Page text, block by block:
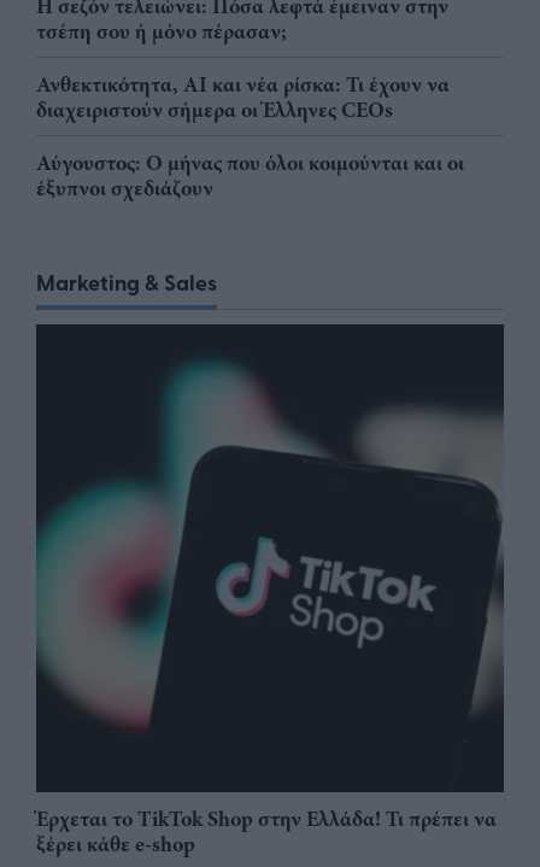
Η σεζόν τελειώνει: Πόσα λεφτά έμειναν στην
τσέπη σου ή μόνο πέρασαν;
Ανθεκτικότητα, AI και νέα ρίσκα: Τι έχουν να
διαχειριστούν σήμερα οι Έλληνες CEOs
Αύγουστος: Ο μήνας που όλοι κοιμούνται και οι
έξυπνοι σχεδιάζουν
Marketing & Sales
Έρχεται το TikTok Shop στην Ελλάδα! Τι πρέπει να
ξέρει κάθε e-shop